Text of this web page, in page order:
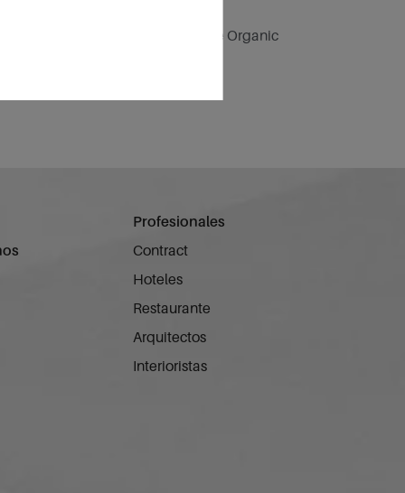
para recibir comunicaciones de Organic
Profesionales
Contract
Hoteles
Restaurante
Arquitectos
Interioristas